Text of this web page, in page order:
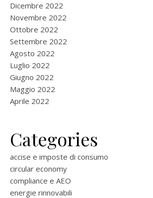
Dicembre 2022
Novembre 2022
Ottobre 2022
Settembre 2022
Agosto 2022
Luglio 2022
Giugno 2022
Maggio 2022
Aprile 2022
Categories
accise e imposte di consumo
circular economy
compliance e AEO
energie rinnovabili